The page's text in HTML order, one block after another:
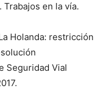
Trabajos en la vía.
Holanda: restricción
Seguridad Vial